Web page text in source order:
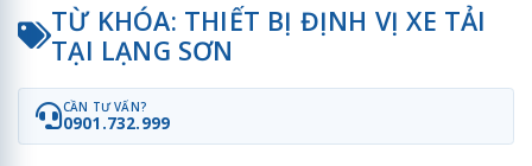
TỪ KHÓA: THIẾT BỊ ĐỊNH VỊ XE TẢI
TẠI LẠNG SƠN
CẦN TƯ VẤN?
0901.732.999